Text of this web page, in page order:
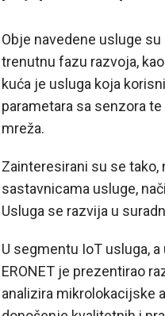
Obje navedene usluge
trenutnu fazu razvoja,
kuća je usluga koja
parametara sa senzora
mreža.
Zainteresirani su se tako,
sastavnicama usluge,
Usluga se razvija u
U segmentu IoT usluga,
ERONET je prezentirao
analizira mikrolokacijske